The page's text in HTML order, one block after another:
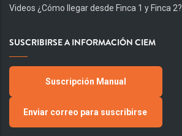
Videos ¿Cómo llegar desde Finca 1 y Finca 2?
SUSCRIBIRSE A INFORMACIÓN CIEM
Suscripción Manual
Enviar correo para suscribirse